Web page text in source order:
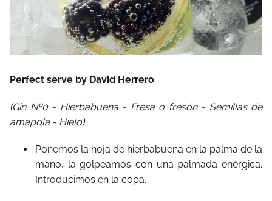
Perfect serve by David Herrero
(Gin Nº0 - Hierbabuena - Fresa o fresón - Semillas de
amapola - Hielo)
Ponemos la hoja de hierbabuena en la palma de la
mano, la golpeamos con una palmada enérgica.
Introducimos en la copa.